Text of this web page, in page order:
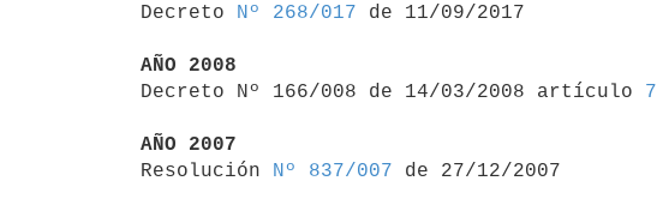
Decreto
Nº 268/017 de 11/09/2017
AÑO 2008
Decreto Nº 166/008 de 14/03/2008 artículo 7
AÑO 2007
Resolución
Nº 837/007 de 27/12/2007